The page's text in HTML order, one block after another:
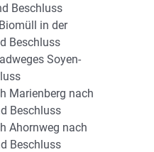
Beschluss
in der
Beschluss
Soyen-
Marienberg nach
Beschluss
Ahornweg nach
Beschluss